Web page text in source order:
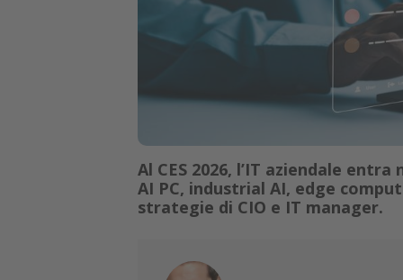
Al CES 2026, l’IT aziendale
AI PC, industrial AI, edge
strategie di CIO e IT manager.